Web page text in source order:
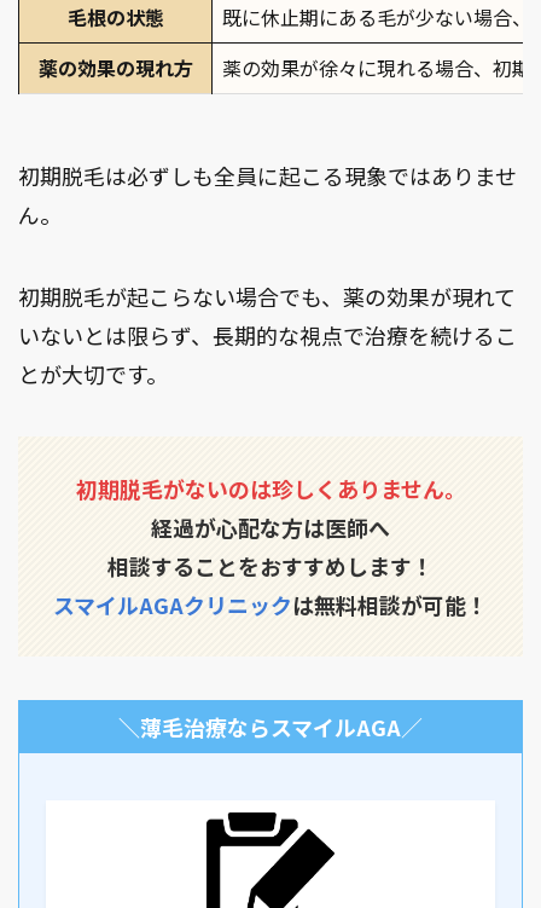
毛根の状態
既に休止期にある毛が少ない場合、
薬の効果の現れ方
薬の効果が徐々に現れる場合、初期
初期脱毛は必ずしも全員に起こる現象ではありませ
ん。
初期脱毛が起こらない場合でも、薬の効果が現れて
いないとは限らず、長期的な視点で治療を続けるこ
とが大切です。
初期脱毛がないのは珍しくありません。
経過が心配な方は医師へ
相談することをおすすめします！
スマイルAGAクリニックは無料相談が可能！
＼薄毛治療ならスマイルAGA／